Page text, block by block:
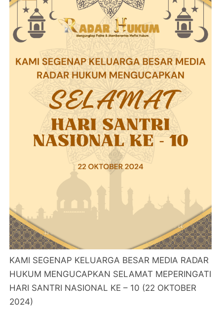
KAMI SEGENAP KELUARGA BESAR MEDIA RADAR
HUKUM MENGUCAPKAN SELAMAT MEPERINGATI
HARI SANTRI NASIONAL KE – 10 (22 OKTOBER
2024)